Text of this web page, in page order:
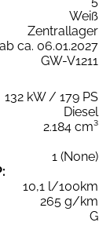
Weiß
Zentrallager
ab ca. 06.01.2027
GW-V1211
132 kW / 179 PS
Diesel
2.184 cm³
1 (None)
10,1 l/100km
265 g/km
G